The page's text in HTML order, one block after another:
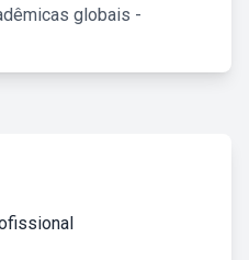
globais -